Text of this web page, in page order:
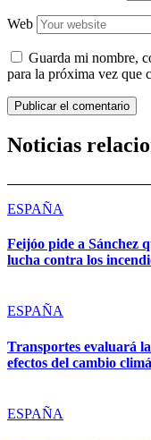
Web
Guarda mi nombre,
para la próxima vez que
Noticias
ESPAÑA
Feijóo pide a Sánchez
lucha contra los
ESPAÑA
Transportes evaluará
efectos del cambio
ESPAÑA